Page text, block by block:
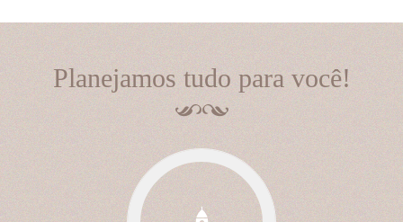
Planejamos tudo para você!